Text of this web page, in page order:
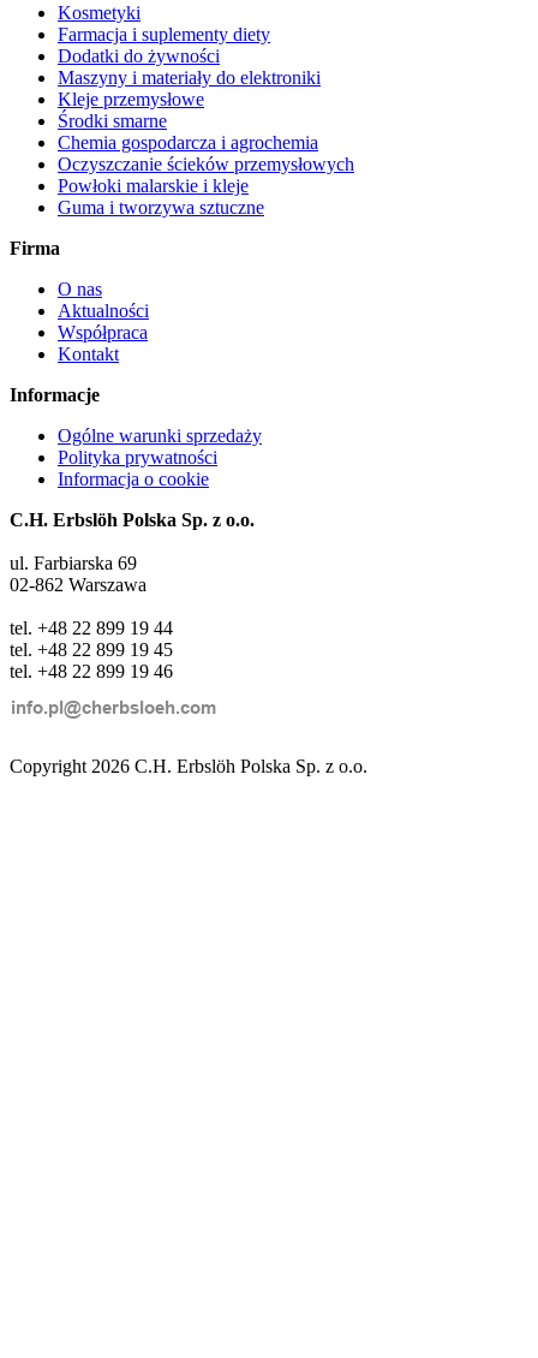
Kosmetyki
Farmacja i suplementy diety
Dodatki do żywności
Maszyny i materiały do elektroniki
Kleje przemysłowe
Środki smarne
Chemia gospodarcza i agrochemia
Oczyszczanie ścieków przemysłowych
Powłoki malarskie i kleje
Guma i tworzywa sztuczne
Firma
O nas
Aktualności
Współpraca
Kontakt
Informacje
Ogólne warunki sprzedaży
Polityka prywatności
Informacja o cookie
C.H. Erbslöh Polska Sp. z o.o.
ul. Farbiarska 69
02-862 Warszawa
tel. +48 22 899 19 44
tel. +48 22 899 19 45
tel. +48 22 899 19 46
Copyright 2026 C.H. Erbslöh Polska Sp. z o.o.